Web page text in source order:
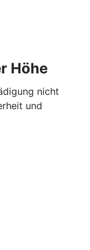
Höhe
nicht
und